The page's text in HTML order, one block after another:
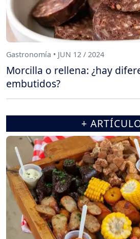
Gastronomía • JUN 12 / 2024
Morcilla o rellena: ¿hay
embutidos?
+